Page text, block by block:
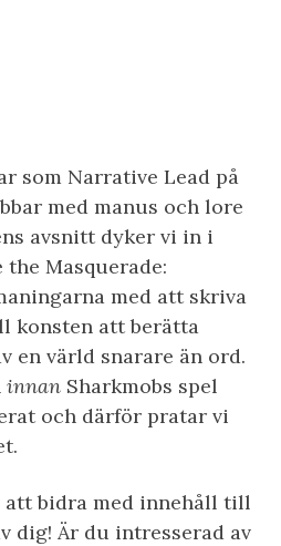
som Narrative Lead på
med manus och lore
avsnitt dyker vi in i
Masquerade:
med att skriva
konsten att berätta
en värld snarare än ord.
innan Sharkmobs spel
och därför pratar vi
att bidra med innehåll till
dig! Är du intresserad av